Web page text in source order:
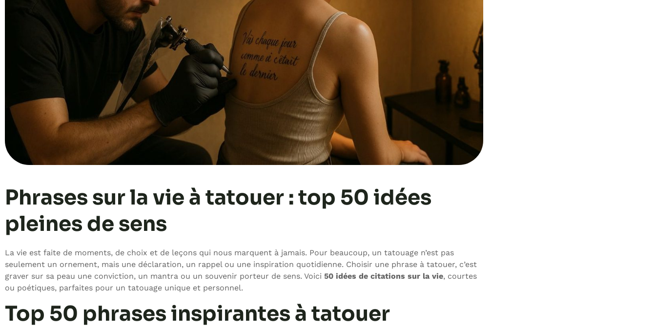
Phrases sur la vie à tatouer : top 50 idées
pleines de sens
La vie est faite de moments, de choix et de leçons qui nous marquent à jamais. Pour beaucoup, un tatouage n’est pas
seulement un ornement, mais une déclaration, un rappel ou une inspiration quotidienne. Choisir une phrase à tatouer, c’est
graver sur sa peau une conviction, un mantra ou un souvenir porteur de sens. Voici 50 idées de citations sur la vie, courtes
ou poétiques, parfaites pour un tatouage unique et personnel.
Top 50 phrases inspirantes à tatouer